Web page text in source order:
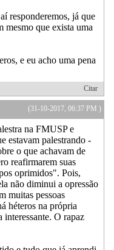
responderemos, já que
mesmo que exista uma
e eu acho uma pena
Citar
(31-10-2017, 06:37 PM )
na FMUSP e
estavam palestrando -
o que achavam de
reafirmarem suas
oprimidos". Pois,
não diminui a opressão
muitas pessoas
héteros na própria
O rapaz